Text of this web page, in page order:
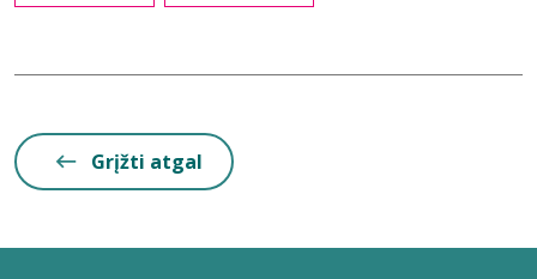
Grįžti atgal